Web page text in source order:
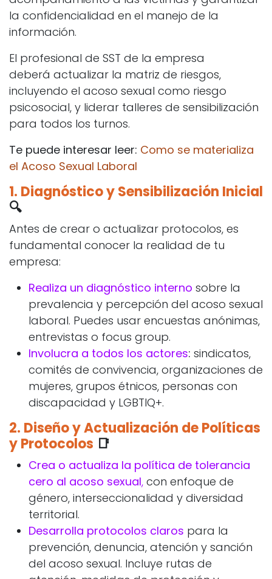
la confidencialidad en el manejo de la
información.
El profesional de SST de la empresa
deberá actualizar la matriz de riesgos,
incluyendo el acoso sexual como riesgo
psicosocial, y liderar talleres de sensibilización
para todos los turnos.
Te puede interesar leer: Como se materializa
el Acoso Sexual Laboral
1. Diagnóstico y Sensibilización Inicial
🔍
Antes de crear o actualizar protocolos, es
fundamental conocer la realidad de tu
empresa:
Realiza un diagnóstico interno sobre la
prevalencia y percepción del acoso sexual
laboral. Puedes usar encuestas anónimas,
entrevistas o focus group.
Involucra a todos los actores: sindicatos,
comités de convivencia, organizaciones de
mujeres, grupos étnicos, personas con
discapacidad y LGBTIQ+.
2. Diseño y Actualización de Políticas
y Protocolos 📑
Crea o actualiza la política de tolerancia
cero al acoso sexual, con enfoque de
género, interseccionalidad y diversidad
territorial.
Desarrolla protocolos claros para la
prevención, denuncia, atención y sanción
del acoso sexual. Incluye rutas de